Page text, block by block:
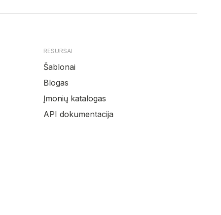
RESURSAI
Šablonai
Blogas
Įmonių katalogas
API dokumentacija